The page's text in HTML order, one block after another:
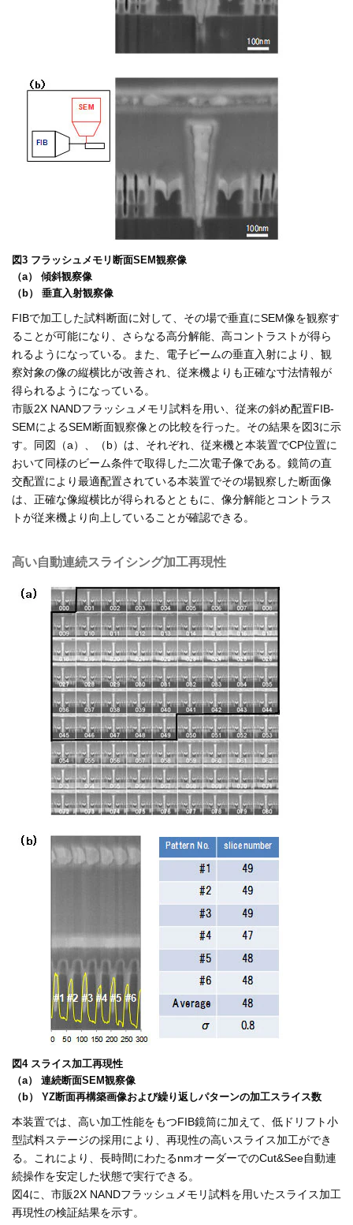
図3 フラッシュメモリ断面SEM観察像
（a） 傾斜観察像
（b） 垂直入射観察像
FIBで加工した試料断面に対して、その場で垂直にSEM像を観察す
ることが可能になり、さらなる高分解能、高コントラストが得ら
れるようになっている。また、電子ビームの垂直入射により、観
察対象の像の縦横比が改善され、従来機よりも正確な寸法情報が
得られるようになっている。
市販2X NANDフラッシュメモリ試料を用い、従来の斜め配置FIB-
SEMによるSEM断面観察像との比較を行った。その結果を図3に示
す。同図（a）、（b）は、それぞれ、従来機と本装置でCP位置に
おいて同様のビーム条件で取得した二次電子像である。鏡筒の直
交配置により最適配置されている本装置でその場観察した断面像
は、正確な像縦横比が得られるとともに、像分解能とコントラス
トが従来機より向上していることが確認できる。
高い自動連続スライシング加工再現性
図4 スライス加工再現性
（a） 連続断面SEM観察像
（b） YZ断面再構築画像および繰り返しパターンの加工スライス数
本装置では、高い加工性能をもつFIB鏡筒に加えて、低ドリフト小
型試料ステージの採用により、再現性の高いスライス加工ができ
る。これにより、長時間にわたるnmオーダーでのCut&See自動連
続操作を安定した状態で実行できる。
図4に、市販2X NANDフラッシュメモリ試料を用いたスライス加工
再現性の検証結果を示す。